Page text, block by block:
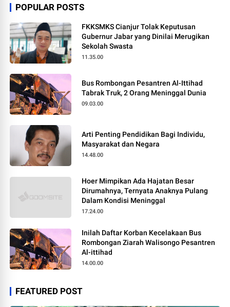
POPULAR POSTS
FKKSMKS Cianjur Tolak Keputusan
Gubernur Jabar yang Dinilai Merugikan
Sekolah Swasta
11.35.00
Bus Rombongan Pesantren Al-Ittihad
Tabrak Truk, 2 Orang Meninggal Dunia
09.03.00
Arti Penting Pendidikan Bagi Individu,
Masyarakat dan Negara
14.48.00
Hoer Mimpikan Ada Hajatan Besar
Dirumahnya, Ternyata Anaknya Pulang
Dalam Kondisi Meninggal
17.24.00
Inilah Daftar Korban Kecelakaan Bus
Rombongan Ziarah Walisongo Pesantren
Al-ittihad
14.00.00
FEATURED POST